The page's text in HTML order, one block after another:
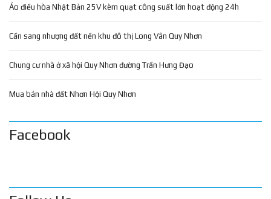
Áo điều hòa Nhật Bản 25V kèm quạt công suất lớn hoạt động 24h
Cần sang nhượng đất nền khu đô thị Long Vân Quy Nhơn
Chung cư nhà ở xã hội Quy Nhơn đường Trần Hưng Đạo
Mua bán nhà đất Nhơn Hội Quy Nhơn
Facebook